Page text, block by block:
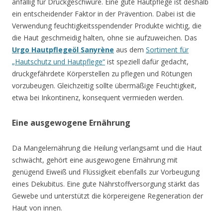
ein entscheidender Faktor in der Prävention. Dabei ist die
Verwendung feuchtigkeitsspendender Produkte wichtig, die
die Haut geschmeidig halten, ohne sie aufzuweichen. Das
Urgo Hautpflegeöl Sanyrène aus dem Sortiment für
„Hautschutz und Hautpflege“ ist speziell dafür gedacht,
druckgefährdete Körperstellen zu pflegen und Rötungen
vorzubeugen. Gleichzeitig sollte übermäßige Feuchtigkeit,
etwa bei Inkontinenz, konsequent vermieden werden.
Eine ausgewogene Ernährung
Da Mangelernährung die Heilung verlangsamt und die Haut
schwächt, gehört eine ausgewogene Ernährung mit
genügend Eiweiß und Flüssigkeit ebenfalls zur Vorbeugung
eines Dekubitus. Eine gute Nährstoffversorgung stärkt das
Gewebe und unterstützt die körpereigene Regeneration der
Haut von innen.